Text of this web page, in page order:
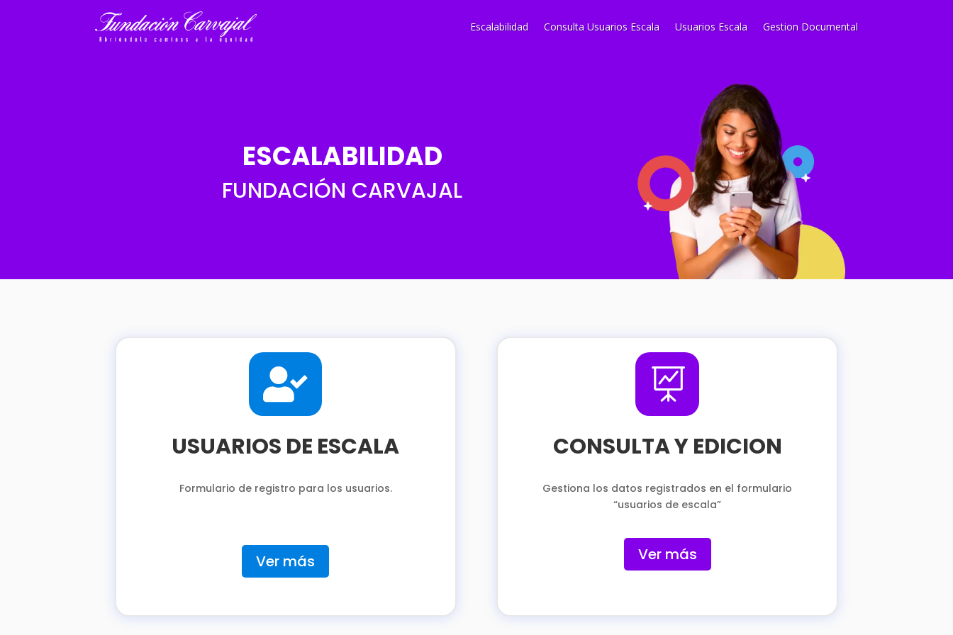
Escalabilidad Consulta Usuarios Escala Usuarios Escala Gestion Documental
ESCALABILIDAD
FUNDACIÓN CARVAJAL

USUARIOS DE ESCALA
Formulario de registro para los usuarios.
Ver más

CONSULTA Y EDICION
Gestiona los datos registrados en el formulario
“usuarios de escala”
Ver más